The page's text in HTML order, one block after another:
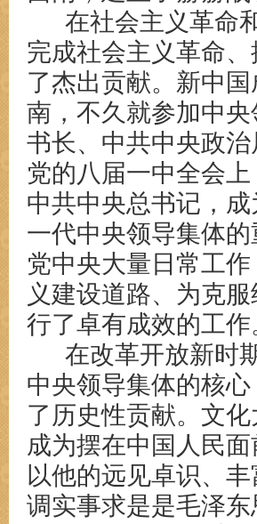
在社会主义革命
完成社会主义革命
了杰出贡献。新中
南，不久就参加中
书长、中共中央政
党的八届一中全会
中共中央总书记，
一代中央领导集体
党中央大量日常工
义建设道路、为克
行了卓有成效的工作
在改革开放新时
中央领导集体的核
了历史性贡献。文
成为摆在中国人民
以他的远见卓识、
调实事求是是毛泽